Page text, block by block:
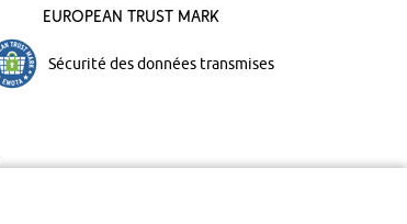
European Trust Mark
Sécurité des données transmises